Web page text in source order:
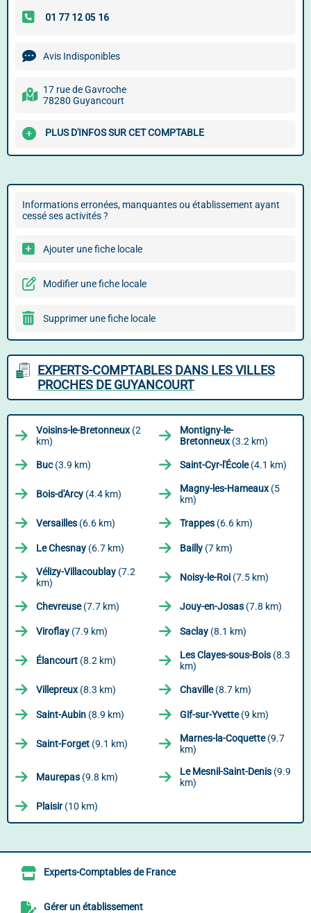
Avis Indisponibles
17 rue de Gavroche
78280 Guyancourt
PLUS D'INFOS SUR CET COMPTABLE
Informations erronées, manquantes ou établissement ayant
cessé ses activités ?
Ajouter une fiche locale
Modifier une fiche locale
Supprimer une fiche locale
EXPERTS-COMPTABLES DANS LES VILLES
PROCHES DE GUYANCOURT
Voisins-le-Bretonneux(2
km)
Montigny-le-
Bretonneux(3.2 km)
Buc(3.9 km) Saint-Cyr-l'École(4.1 km)
Bois-d'Arcy (4.4 km) Magny-les-Hameaux(5
km)
Versailles (6.6 km) Trappes (6.6 km)
Le Chesnay (6.7 km) Bailly (7 km)
Vélizy-Villacoublay (7.2
km)
Noisy-le-Roi (7.5 km)
Chevreuse(7.7 km) Jouy-en-Josas (7.8 km)
Viroflay (7.9 km) Saclay (8.1 km)
Élancourt (8.2 km) Les Clayes-sous-Bois (8.3
km)
Villepreux(8.3 km) Chaville(8.7 km)
Saint-Aubin (8.9 km) Gif-sur-Yvette(9 km)
Saint-Forget (9.1 km) Marnes-la-Coquette(9.7
km)
Maurepas (9.8 km) Le Mesnil-Saint-Denis (9.9
km)
Plaisir(10 km)
Experts-Comptables de France
Gérer un établissement